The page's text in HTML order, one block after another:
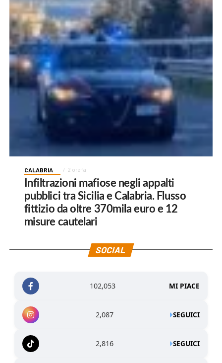
CALABRIA 2 ore fa
Infiltrazioni mafiose negli appalti
pubblici tra Sicilia e Calabria. Flusso
fittizio da oltre 370mila euro e 12
misure cautelari
SOCIAL
102,053 MI PIACE
2,087 SEGUICI
2,816 SEGUICI